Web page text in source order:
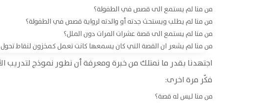
من منا لم يستمع الى قصص في الطفولة؟
من منا لم يطلب ويستحث جدته أو والدته لرواية قصص في الطفولة؟
من منا لم يستمع الى قصة عشرات المرات دون الملل؟
من منا لم يشعر ان القصة التي كان يسمعها كانت تعمل كمخزون لنقاط
اجتهدنا بقدر ما نمتلك من خبرة ومعرفة أن نطور نموذج لتدريب
فكّر مرة اخرى:
من منا ليس له قصة؟